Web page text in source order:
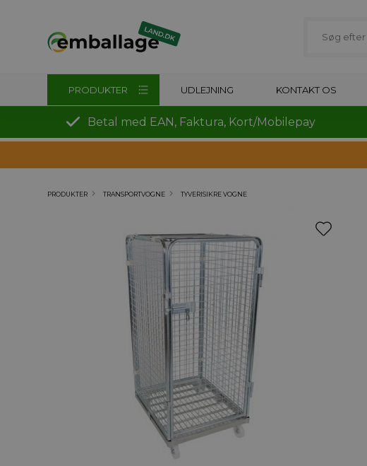
PRODUKTER UDLEJNING KONTAKT OS
Betal med EAN, Faktura, Kort/Mobilepay
PRODUKTER TRANSPORTVOGNE TYVERISIKRE VOGNE